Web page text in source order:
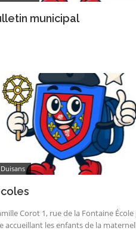
municipal
Corot 1, rue de la Fontaine
accueillant les enfants de la